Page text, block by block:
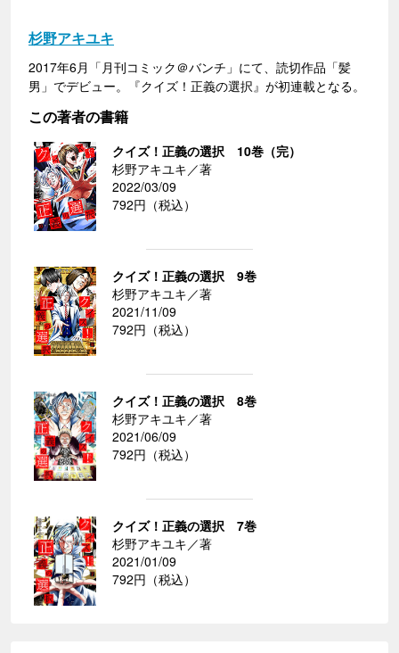
杉野アキユキ
2017年6月「月刊コミック＠バンチ」にて、読切作品「髪
男」でデビュー。『クイズ！正義の選択』が初連載となる。
この著者の書籍
クイズ！正義の選択 10巻（完）
杉野アキユキ／著
2022/03/09
792円（税込）
クイズ！正義の選択 9巻
杉野アキユキ／著
2021/11/09
792円（税込）
クイズ！正義の選択 8巻
杉野アキユキ／著
2021/06/09
792円（税込）
クイズ！正義の選択 7巻
杉野アキユキ／著
2021/01/09
792円（税込）